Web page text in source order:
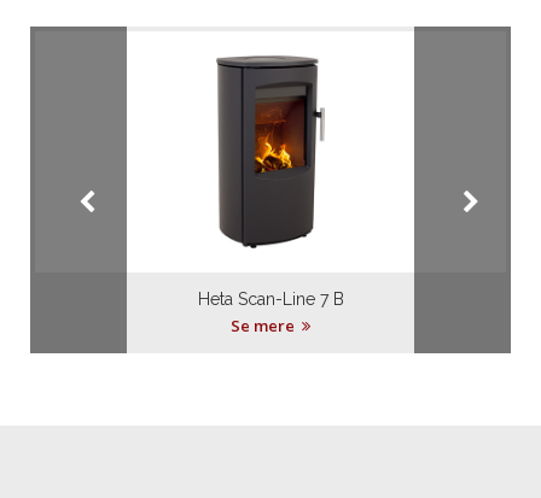
Heta Scan-Line 7 B
Se mere